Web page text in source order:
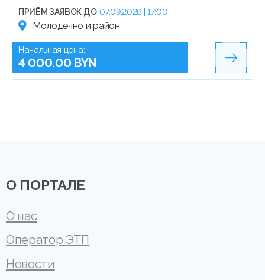
ПРИЁМ ЗАЯВОК ДО 07.09.2026 | 17:00
Молодечно и район
Начальная цена:
4 000.00 BYN
О ПОРТАЛЕ
О нас
Оператор ЭТП
Новости